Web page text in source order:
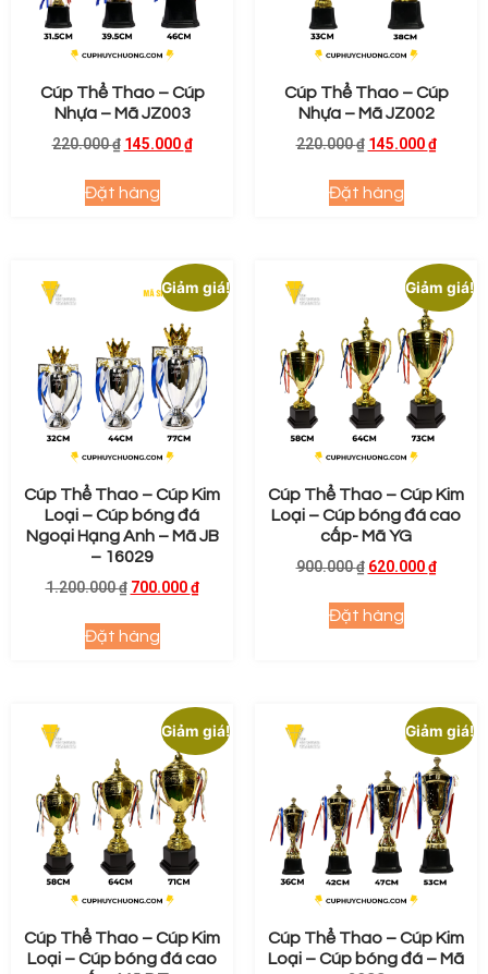
Cúp Thể Thao – Cúp
Nhựa – Mã JZ003
220.000₫ 145.000₫
Đặt hàng
Cúp Thể Thao – Cúp
Nhựa – Mã JZ002
220.000₫ 145.000₫
Đặt hàng
Giảm giá!
Cúp Thể Thao – Cúp Kim
Loại – Cúp bóng đá
Ngoại Hạng Anh – Mã JB
– 16029
1.200.000₫ 700.000₫
Đặt hàng
Giảm giá!
Cúp Thể Thao – Cúp Kim
Loại – Cúp bóng đá cao
cấp- Mã YG
900.000₫ 620.000₫
Đặt hàng
Giảm giá!
Cúp Thể Thao – Cúp Kim
Loại – Cúp bóng đá cao
Giảm giá!
Cúp Thể Thao – Cúp Kim
Loại – Cúp bóng đá – Mã